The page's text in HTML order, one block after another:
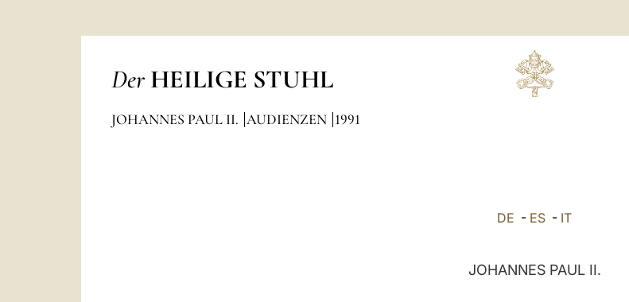
Der HEILIGE STUHL
JOHANNES PAUL II. AUDIENZEN 1991
DE - ES - IT
JOHANNES PAUL II.